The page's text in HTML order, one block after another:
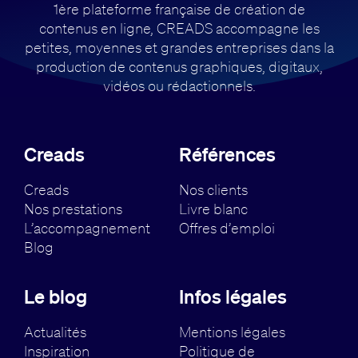
1ère plateforme française de création de
contenus en ligne, CREADS accompagne les
petites, moyennes et grandes entreprises dans la
production de contenus graphiques, digitaux,
vidéos ou rédactionnels.
Creads
Creads
Nos prestations
L’accompagnement
Blog
Références
Nos clients
Livre blanc
Offres d’emploi
Le blog
Actualités
Inspiration
Infos légales
Mentions légales
Politique de